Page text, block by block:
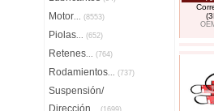
Motor... (8553)
Piolas... (652)
Retenes... (764)
Rodamientos... (737)
Suspensión/
Dirección... (1699)